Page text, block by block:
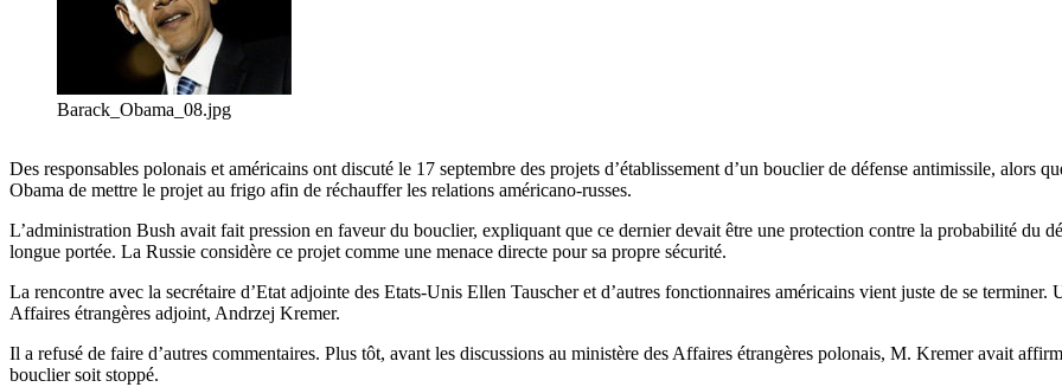
Barack_Obama_08.jpg
Des responsables polonais et américains ont discuté le 17 septembre des projets d’établissement d’un bouclier de défense antimissile, alors
Obama de mettre le projet au frigo afin de réchauffer les relations américano-russes.
L’administration Bush avait fait pression en faveur du bouclier, expliquant que ce dernier devait être une protection contre la probabilité du
longue portée. La Russie considère ce projet comme une menace directe pour sa propre sécurité.
La rencontre avec la secrétaire d’Etat adjointe des Etats-Unis Ellen Tauscher et d’autres fonctionnaires américains vient juste de se
Affaires étrangères adjoint, Andrzej Kremer.
Il a refusé de faire d’autres commentaires. Plus tôt, avant les discussions au ministère des Affaires étrangères polonais, M. Kremer avait
bouclier soit stoppé.